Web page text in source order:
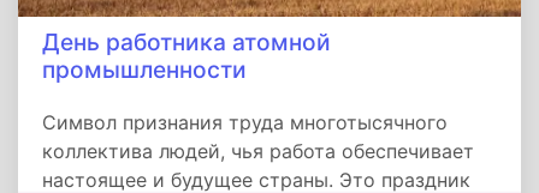
День работника атомной
промышленности
Символ признания труда многотысячного
коллектива людей, чья работа обеспечивает
настоящее и будущее страны. Это праздник